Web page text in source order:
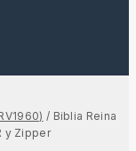
/ Biblia Reina
y Zipper